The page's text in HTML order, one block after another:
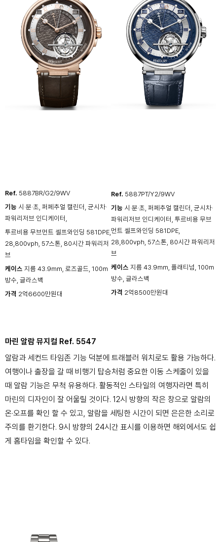
Ref. 5887BR/G2/9WV
기능 시·분·초, 퍼페추얼 캘린더, 균시차·
파워리저브 인디케이터,
투르비용 무브먼트 셀프와인딩 581DPE,
28,800vph, 57스톤, 80시간 파워리저
브
케이스 지름 43.9mm, 로즈골드, 100m
방수, 글라스백
가격 2억6600만원대
Ref. 5887PT/Y2/9WV
기능 시·분·초, 퍼페추얼 캘린더, 균시차·
파워리저브 인디케이터, 투르비용 무브
먼트 셀프와인딩 581DPE,
28,800vph, 57스톤, 80시간 파워리저
브
케이스 지름 43.9mm, 플래티넘, 100m
방수, 글라스백
가격 2억8500만원대
마린 알람 뮤지컬 Ref. 5547
알람과 세컨드 타임존 기능 덕분에 트래블러 워치로도 활용 가능하다.
여행이나 출장을 갈 때 비행기 탑승처럼 중요한 이동 스케줄이 있을
때 알람 기능은 무척 유용하다. 활동적인 스타일의 여행자라면 특히
마린의 디자인이 잘 어울릴 것이다. 12시 방향의 작은 창으로 알람의
온·오프를 확인 할 수 있고, 알람을 세팅한 시간이 되면 은은한 소리로
주의를 환기한다. 9시 방향의 24시간 표시를 이용하면 해외에서도 쉽
게 홈타임을 확인할 수 있다.